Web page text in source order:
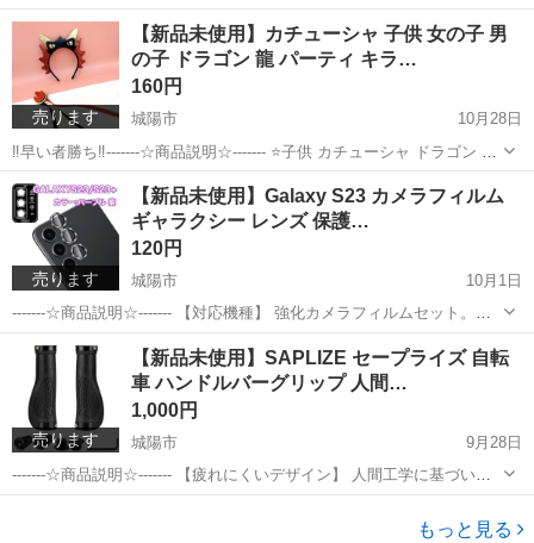
Galaxy S23 レンズのために設計され、正確なサイズ、2.5 Dラウンド
エッジ加工があり、この強化カメラ保護フィルムのカットは ギ...
京都 城陽市 携帯アクセサリー Galaxy S2
売ります
【新品未使用】カチューシャ 子供 女の子 男
の子 ドラゴン 龍 パーティ キラ…
160円
城陽市
10月28日
‼️早い者勝ち‼️-------☆商品説明☆------- ⭐️子供 カチューシャ ドラゴン 龍
⭐️キラキラ グリッター ⭐️アクセサリー W3.1102
京都 城陽市 キッズ用品
売ります
【新品未使用】Galaxy S23 カメラフィルム
ギャラクシー レンズ 保護…
120円
城陽市
10月1日
-------☆商品説明☆------- 【対応機種】 強化カメラフィルムセット。
Galaxy S23 レンズのために設計され、正確なサイズ、2.5 Dラウンド
エッジ加工があり、この強化カメラ保護フィルムのカットは ギ...
京都 城陽市 携帯アクセサリー
売ります
【新品未使用】SAPLIZE セープライズ 自転
車 ハンドルバーグリップ 人間…
1,000円
城陽市
9月28日
-------☆商品説明☆------- 【疲れにくいデザイン】 人間工学に基づいた
デザインは、手や手首の疲労を軽減するのに役立ちます。 長距離走行
もっと見る